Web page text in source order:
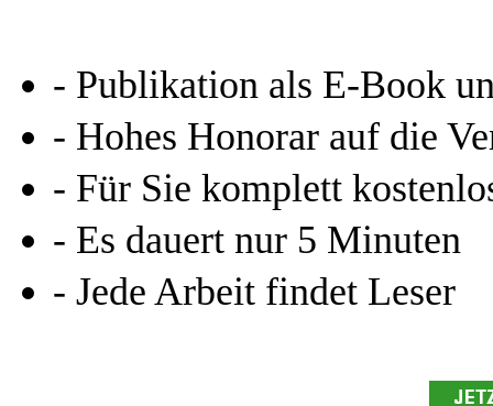
- Publikation als E-Book
- Hohes Honorar auf die
- Für Sie komplett
- Es dauert nur 5 Minuten
- Jede Arbeit findet Leser